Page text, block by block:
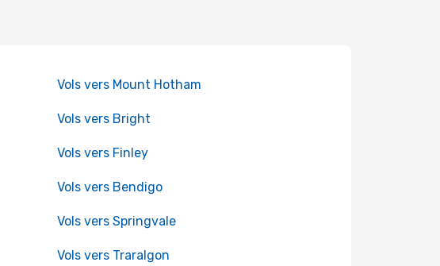
Vols vers Mount Hotham
Vols vers Bright
Vols vers Finley
Vols vers Bendigo
Vols vers Springvale
Vols vers Traralgon